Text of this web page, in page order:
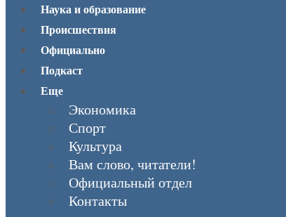
Наука и образование
Происшествия
Официально
Подкаст
Еще
Экономика
Спорт
Культура
Вам слово, читатели!
Официальный отдел
Контакты